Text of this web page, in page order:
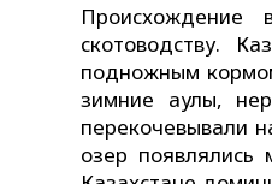
Происхождение
скотоводству.
подножным
зимние аулы,
перекочевывали
озер